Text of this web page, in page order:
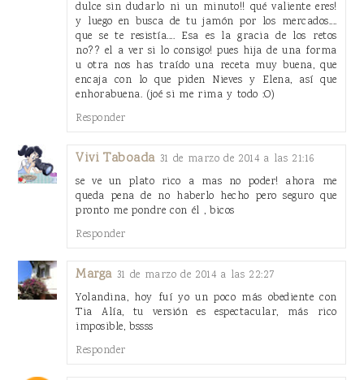
dulce sin dudarlo ni un minuto!! qué valiente eres!
y luego en busca de tu jamón por los mercados....
que se te resistía.... Esa es la gracia de los retos
no?? el a ver si lo consigo! pues hija de una forma
u otra nos has traído una receta muy buena, que
encaja con lo que piden Nieves y Elena, así que
enhorabuena. (joé si me rima y todo :O)
Responder
Vivi Taboada 31 de marzo de 2014 a las 21:16
se ve un plato rico a mas no poder! ahora me
queda pena de no haberlo hecho pero seguro que
pronto me pondre con él , bicos
Responder
Marga 31 de marzo de 2014 a las 22:27
Yolandina, hoy fuí yo un poco más obediente con
Tia Alía, tu versión es espectacular, más rico
imposible, bssss
Responder